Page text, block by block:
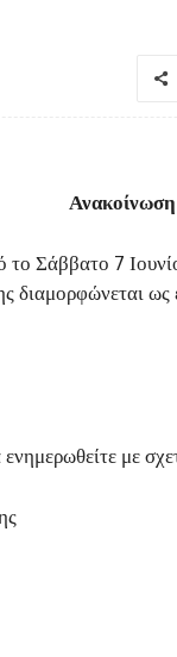
Ανακοίνωση
Σάββατο 7
διαμορφώνεται ως
με